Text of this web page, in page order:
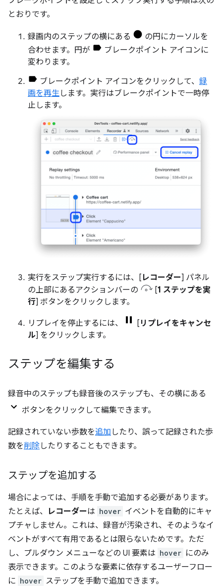
とおりです。
録画内のステップの横にある
の円にカーソルを
合わせます。円が
ブレークポイント アイコンに
変わります。
ブレークポイント アイコンをクリックして、 録
画を再生します。実行はブレークポイントで一時停
止します。
実行をステップ実行するには、[ レコーダー] パネル
の上部にあるアクションバーの
[1 ステップを実
行] ボタンをクリックします。
リプレイを停止するには、 [ リプレイをキャンセ
ル] をクリックします。
ステップを編集する
録音中のステップも録音後のステップも、その横にある
ボタンをクリックして編集できます。
記録されていない歩数を追加 したり、誤って記録された歩
数を削除したりすることもできます。
ステップを追加する
場合によっては、手順を手動で追加する必要があります。
たとえば、
レコーダーは hover イベントを自動的にキャ
プチャしません。これは、録音が汚染され、そのようなイ
ベントがすべて有用であるとは限らないためです。ただ
し、プルダウン メニューなどの UI 要素は hover にのみ
表示できます。このような要素に依存するユーザーフロー
に hover ステップを手動で追加できます。